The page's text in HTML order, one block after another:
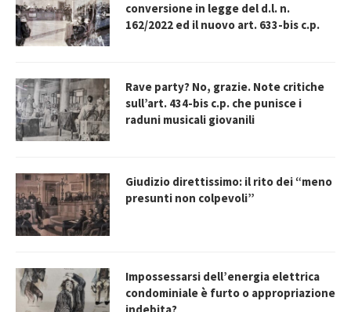
conversione in legge del d.l. n.
162/2022 ed il nuovo art. 633-bis c.p.
Rave party? No, grazie. Note critiche
sull’art. 434-bis c.p. che punisce i
raduni musicali giovanili
Giudizio direttissimo: il rito dei “meno
presunti non colpevoli”
Impossessarsi dell’energia elettrica
condominiale è furto o appropriazione